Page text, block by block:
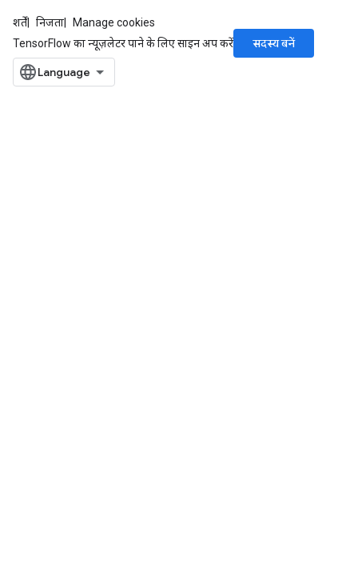
शर्तें निजता
Manage cookies
TensorFlow का न्यूज़लेटर पाने के लिए साइन अप करें
सदस्य बनें